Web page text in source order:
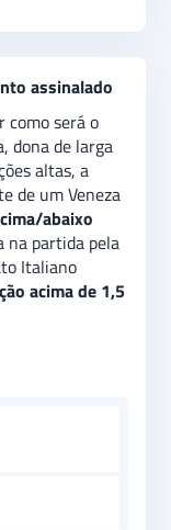
assinalado
como será o
dona de larga
altas, a
de um Veneza
abaixo
na partida pela
Italiano
acima de 1,5